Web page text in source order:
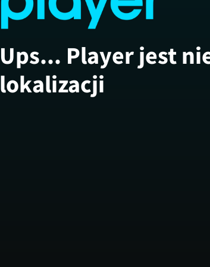
Ups... Player jest
lokalizacji